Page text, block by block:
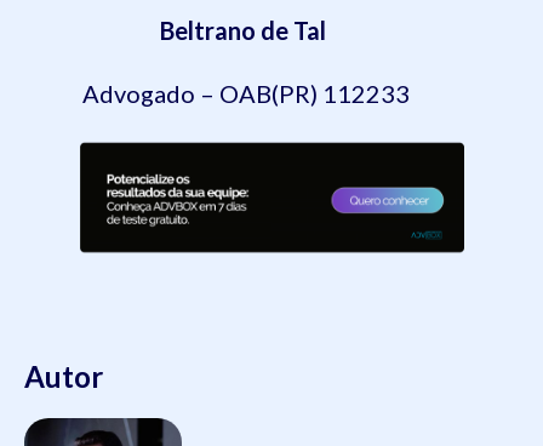
Beltrano de Tal
Advogado – OAB(PR) 112233
Autor